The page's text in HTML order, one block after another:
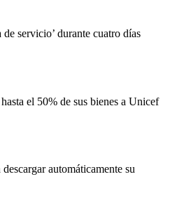
servicio’ durante cuatro días
el 50% de sus bienes a Unicef
automáticamente su